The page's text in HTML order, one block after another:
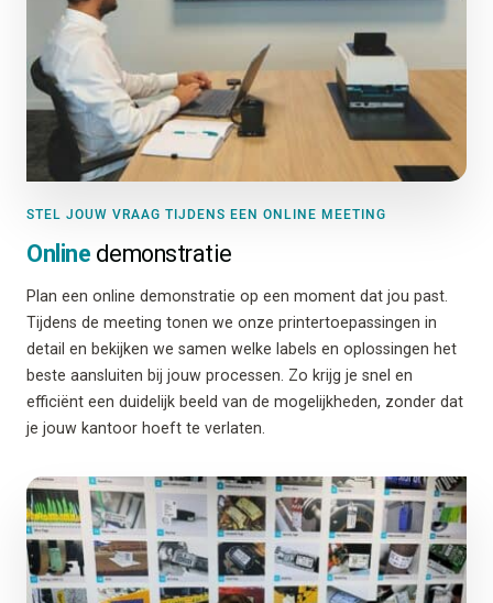
STEL JOUW VRAAG TIJDENS EEN ONLINE MEETING
Online demonstratie
Plan een online demonstratie op een moment dat jou past.
Tijdens de meeting tonen we onze printertoepassingen in
detail en bekijken we samen welke labels en oplossingen het
beste aansluiten bij jouw processen. Zo krijg je snel en
efficiënt een duidelijk beeld van de mogelijkheden, zonder dat
je jouw kantoor hoeft te verlaten.